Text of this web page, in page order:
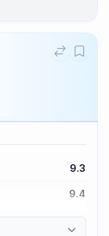
9.3
9.4
8.3